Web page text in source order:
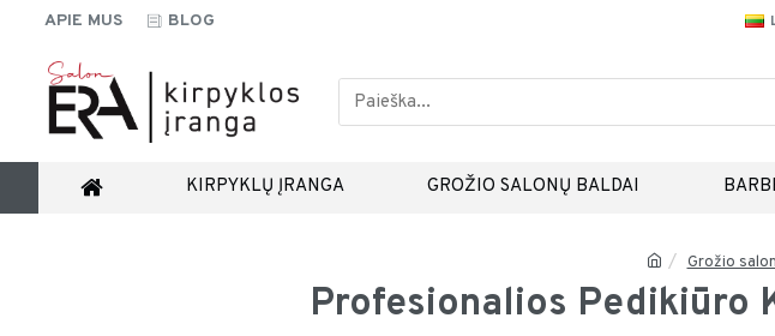
APIE MUS BLOG
KIRPYKLŲ ĮRANGA GROŽIO SALONŲ BALDAI
Grožio
Profesionalios Pedikiūro